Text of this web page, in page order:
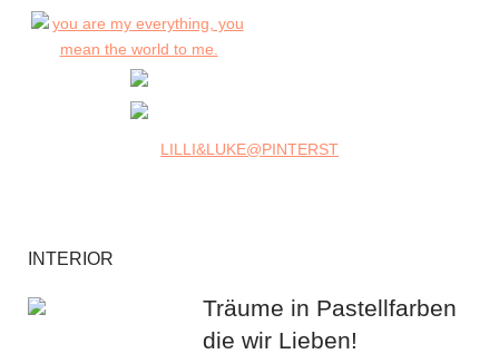
LILLI&LUKE@PINTERST
INTERIOR
Träume in Pastellfarben
die wir Lieben!